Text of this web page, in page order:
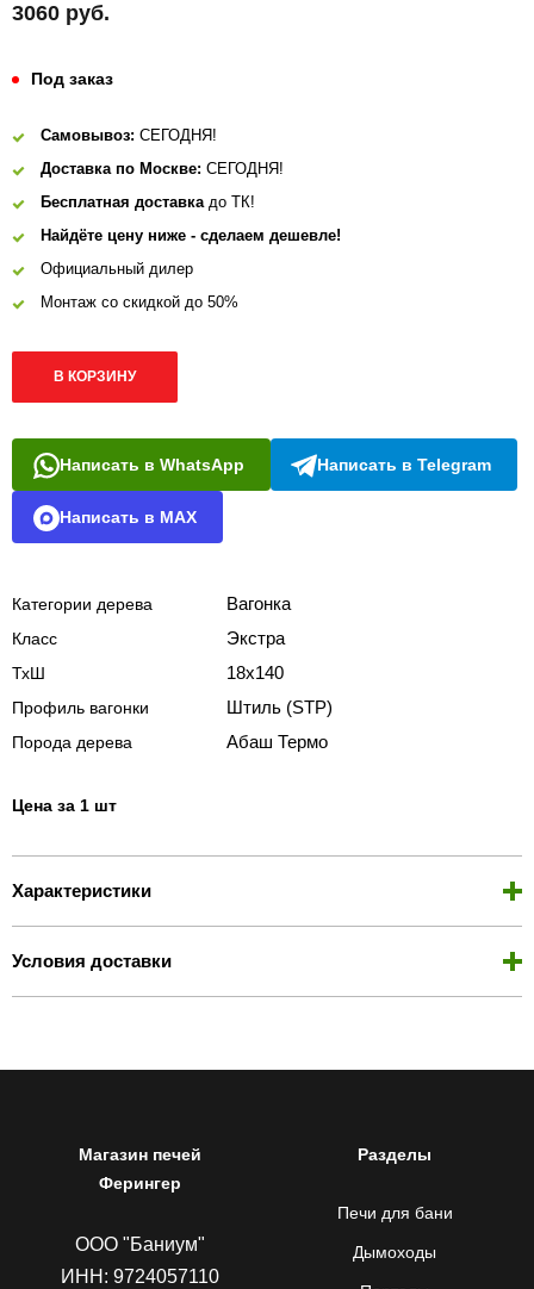
3060 руб.
Под заказ
Самовывоз: СЕГОДНЯ!
Доставка по Москве: СЕГОДНЯ!
Бесплатная доставкадо ТК!
Найдёте цену ниже - сделаем дешевле!
Официальный дилер
Монтаж со скидкой до 50%
В КОРЗИНУ
Написать в WhatsApp Написать в Telegram
Написать в MAX
Категории дерева Вагонка
Класс Экстра
ТхШ 18х140
Профиль вагонки Штиль (STP)
Порода дерева Абаш Термо
Цена за 1 шт
Характеристики
Условия доставки
Магазин печей
Ферингер
ООО "Баниум"
ИНН: 9724057110
Разделы
Печи для бани
Дымоходы